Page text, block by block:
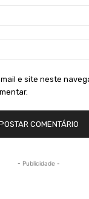
e site neste
- Publicidade -